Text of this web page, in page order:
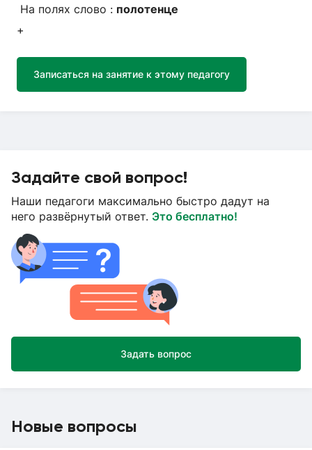
На полях слово : полотенце
+
Записаться на занятие к этому педагогу
Задайте свой вопрос!
Наши педагоги максимально быстро дадут на
него развёрнутый ответ. Это бесплатно!
Задать вопрос
Новые вопросы